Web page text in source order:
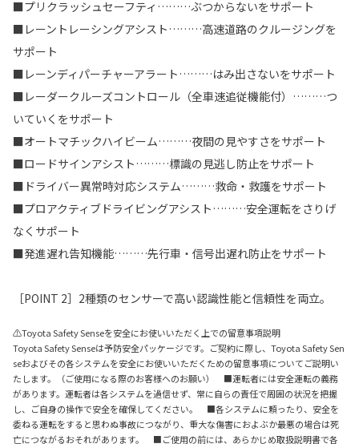
■プリクラッシュセーフティ………ぶつからないをサポート
■レーントレーシングアシスト………高速道路のクルージングを
サポート
■レーンディパーチャーアラート………はみ出さないをサポート
■レーダークルーズコントロール（全車速追従機能付）………つ
いていくをサポート
■オートマチックハイビーム………夜間の見やすさをサポート
■ロードサインアシスト………標識の見逃し防止をサポート
■ドライバー異常時対応システム………救命・救護をサポート
■プロアクティブドライビングアシスト………安全運転をさりげ
なくサポート
■発進遅れ告知機能………先行車・信号出遅れ防止をサポート
［POINT 2］2種類のセンサーで高い認識性能と信頼性を両立。
⚠Toyota Safety Senseを安全にお使いいただく上での留意事項説明
Toyota Safety Senseは予防安全パッケージです。ご契約に際し、Toyota Safety Sen
seおよびその各システムを安全にお使いいただくための留意事項についてご説明い
たします。（ご使用になる際のお客様へのお願い） ■運転者には安全運転の義務
があります。運転者は各システムを過信せず、常に自らの責任で周囲の状況を把握
し、ご自身の操作で安全を確保してください。 ■各システムに頼ったり、安全を
委ねる運転をすると思わぬ事故につながり、重大な傷害におよぶか最悪の場合は死
亡につながるおそれがあります。 ■ご使用の前には、あらかじめ取扱説明書で各